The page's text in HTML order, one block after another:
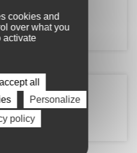
cookies and
over what you
activate
all
Personalize
policy